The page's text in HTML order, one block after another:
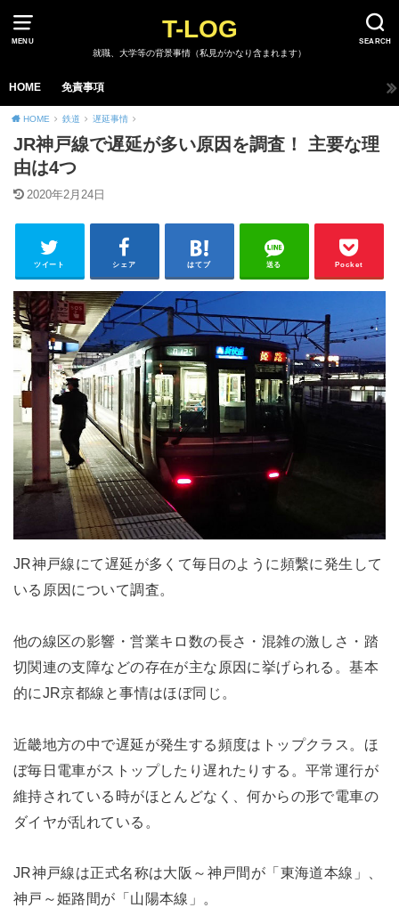
MENU SEARCH
T-LOG
就職、大学等の背景事情（私見がかなり含まれます）
HOME 免責事項
HOME 鉄道 遅延事情
JR神戸線で遅延が多い原因を調査！ 主要な理
由は4つ
2020年2月24日
ツイート シェア はてブ 送る Pocket
JR神戸線にて遅延が多くて毎日のように頻繫に発生して
いる原因について調査。
他の線区の影響・営業キロ数の長さ・混雑の激しさ・踏
切関連の支障などの存在が主な原因に挙げられる。基本
的にJR京都線と事情はほぼ同じ。
近畿地方の中で遅延が発生する頻度はトップクラス。ほ
ぼ毎日電車がストップしたり遅れたりする。平常運行が
維持されている時がほとんどなく、何からの形で電車の
ダイヤが乱れている。
JR神戸線は正式名称は大阪～神戸間が「東海道本線」、
神戸～姫路間が「山陽本線」。